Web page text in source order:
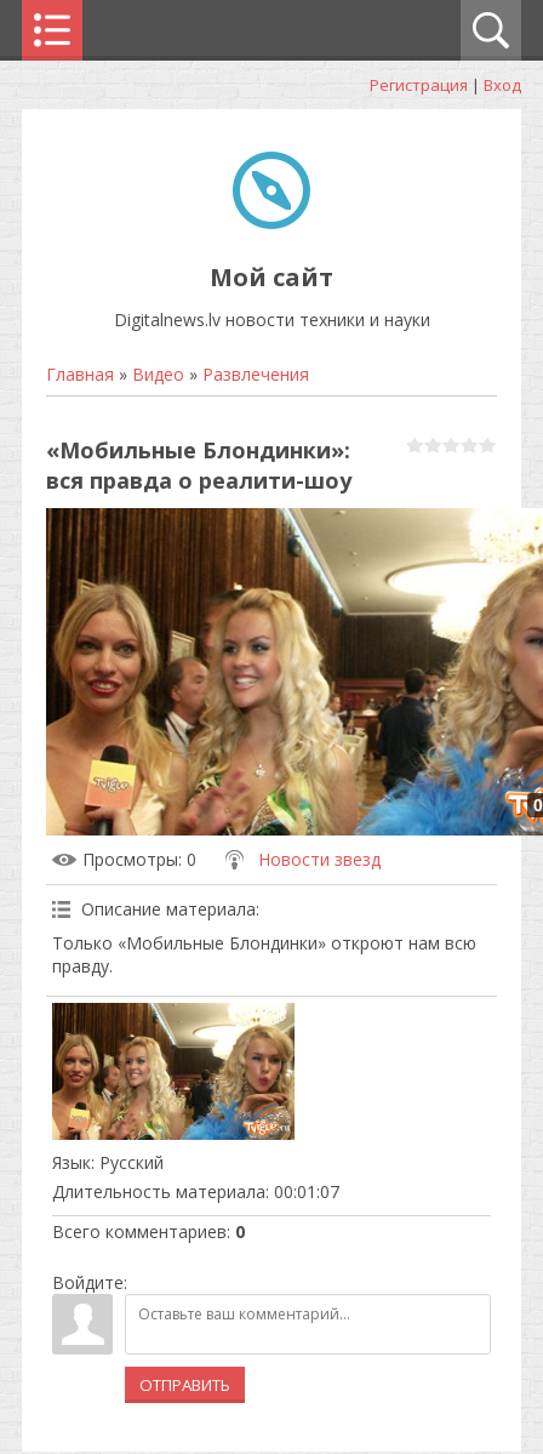
Регистрация | Вход
Мой сайт
Digitalnews.lv новости техники и науки
Главная » Видео » Развлечения
«Мобильные Блондинки»:
вся правда о реалити-шоу
Просмотры: 0 Новости звезд
Описание материала:
Только «Мобильные Блондинки» откроют нам всю
правду.
Язык: Русский
Длительность материала: 00:01:07
Всего комментариев: 0
Войдите:
ОТПРАВИТЬ